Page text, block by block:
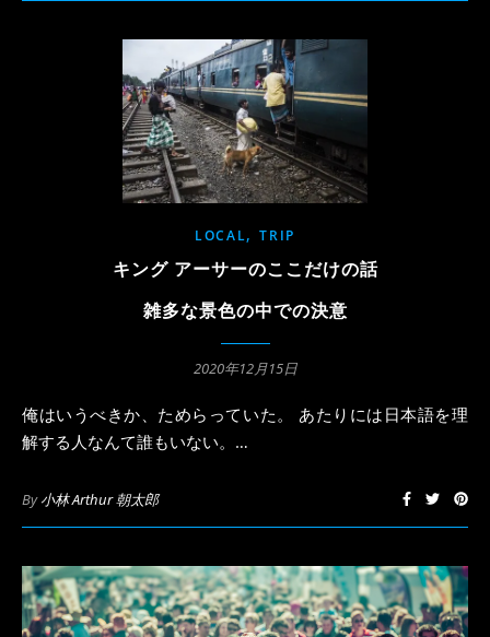
LOCAL,TRIP
キング アーサーのここだけの話
雑多な景色の中での決意
2020年12月15日
俺はいうべきか、ためらっていた。 あたりには日本語を理
解する人なんて誰もいない。…
By小林 Arthur 朝太郎